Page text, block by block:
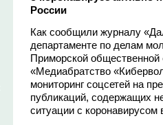
России
Как сообщили журналу
департаменте по делам
Приморской
«Медиабратство
мониторинг соцсетей на
публикаций, содержащих
ситуации с коронавирусом